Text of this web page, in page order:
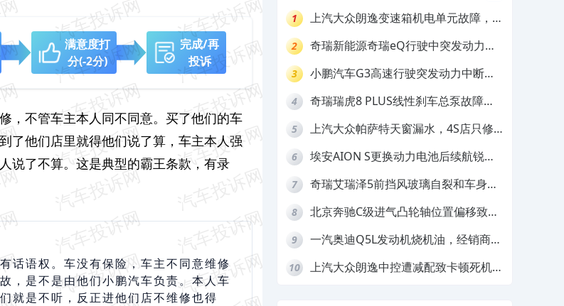
满意度打
分(-2分)
完成/再
投诉
，不管车主本人同不同意。买了他们的车
了他们店里就得他们说了算，车主本人强
说了不算。这是典型的霸王条款，有录
话语权。车没有保险，车主不同意维修
，是不是由他们小鹏汽车负责。本人车
就是不听，反正进他们店不维修也得
1
上汽大众朗逸变速箱机电单元故障，厂
2
奇瑞新能源奇瑞eQ行驶中突发动力受
拒绝三电质保
3
小鹏汽车G3高速行驶突发动力中断，
4
奇瑞瑞虎8 PLUS线性刹车总泵故障，
5
上汽大众帕萨特天窗漏水，4S店只修
6
埃安AION S更换动力电池后续航锐
7
奇瑞艾瑞泽5前挡风玻璃自裂和车身多
8
北京奔驰C级进气凸轮轴位置偏移致发
9
一汽奥迪Q5L发动机烧机油，经销商推
10
上汽大众朗逸中控遭减配致卡顿死机，